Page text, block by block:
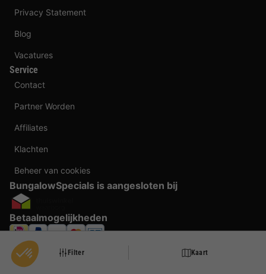
Filter Kaart
Privacy Statement
Blog
Vacatures
Service
Contact
Partner Worden
Affiliates
Klachten
Beheer van cookies
BungalowSpecials is aangesloten bij
Betaalmogelijkheden